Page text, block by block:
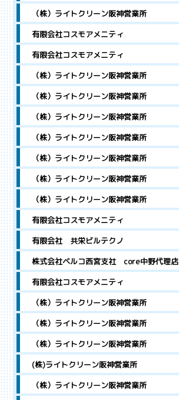
（株）ライトクリーン阪神営業所
有限会社コスモアメニティ
有限会社コスモアメニティ
（株）ライトクリーン阪神営業所
（株）ライトクリーン阪神営業所
（株）ライトクリーン阪神営業所
（株）ライトクリーン阪神営業所
（株）ライトクリーン阪神営業所
（株）ライトクリーン阪神営業所
（株）ライトクリーン阪神営業所
有限会社コスモアメニティ
有限会社 共栄ビルテクノ
株式会社ベルコ西宮支社 core中野代理店
有限会社コスモアメニティ
（株）ライトクリーン阪神営業所
（株）ライトクリーン阪神営業所
（株）ライトクリーン阪神営業所
(株)ライトクリーン阪神営業所
（株）ライトクリーン阪神営業所